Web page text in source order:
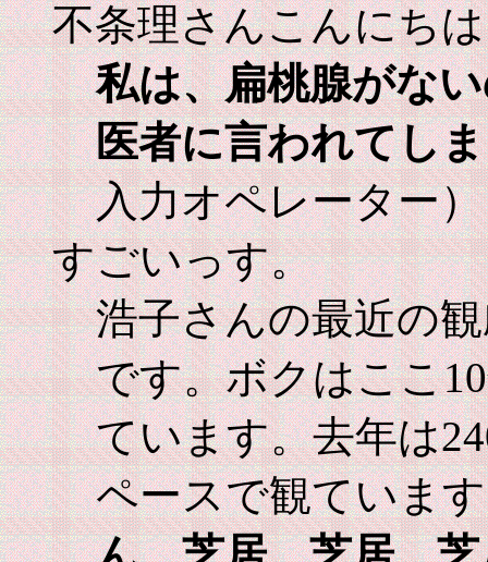
不条理さんこんにち
私は、扁桃腺がな
医者に言われてし
入力オペレーター）
すごいっす。
浩子さんの最近の
です。ボクはここ
ています。去年は
ペースで観ていま